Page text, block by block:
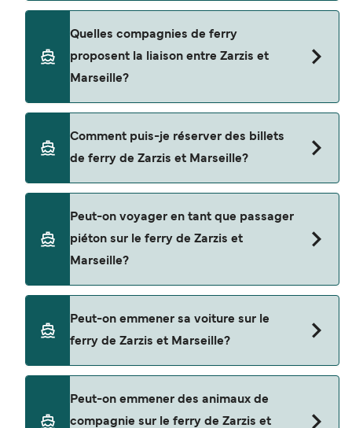
vous conseillons donc de vérifier ce qu'il en est,
moyen de Zarzis à Marseille est de $858. Prix hors
frais de réservation.
Quelles compagnies de ferry
proposent la liaison entre Zarzis et
Marseille?
Ferries.
Comment puis-je réserver des billets
de ferry de Zarzis et Marseille?
notre page d'offres pour consulter les dernières
promotions disponibles.
Peut-on voyager en tant que passager
piéton sur le ferry de Zarzis et
Marseille?
piéton de Zarzis à Marseille avec
Peut-on emmener sa voiture sur le
ferry de Zarzis et Marseille?
Peut-on emmener des animaux de
compagnie sur le ferry de Zarzis et